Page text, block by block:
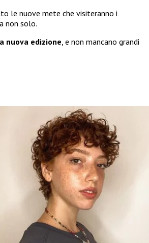
le nuove mete che visiteranno i
non solo.
nuova edizione, e non mancano grandi